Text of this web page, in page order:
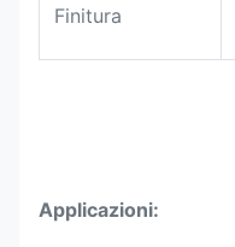
Finitura
Applicazioni: